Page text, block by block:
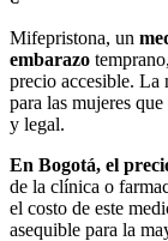
Mifepristona, un
embarazo
precio accesible. La
para las mujeres
y legal.
En Bogotá, el
de la clínica o
el costo de este
asequible para la